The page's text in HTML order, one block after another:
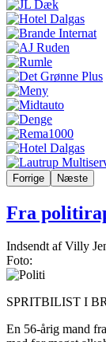
Forrige Næste
Fra
Indsendt afVilly
Foto:
SPRITBILIST I
En 56-årig mand